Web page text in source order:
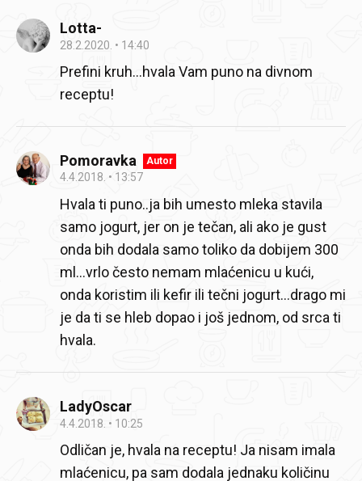
Lotta-
28.2.2020. 14:40
Prefini kruh...hvala Vam puno na divnom
receptu!
Pomoravka Autor
4.4.2018. 13:57
Hvala ti puno..ja bih umesto mleka stavila
samo jogurt, jer on je tečan, ali ako je gust
onda bih dodala samo toliko da dobijem 300
ml...vrlo često nemam mlaćenicu u kući,
onda koristim ili kefir ili tečni jogurt...drago mi
je da ti se hleb dopao i još jednom, od srca ti
hvala.
LadyOscar
4.4.2018. 10:25
Odličan je, hvala na receptu! Ja nisam imala
mlaćenicu, pa sam dodala jednaku količinu